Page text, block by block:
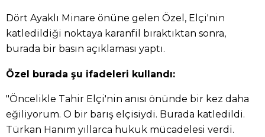
Dört Ayaklı Minare önüne gelen Özel, Elçi'nin
katledildiği noktaya karanfil bıraktıktan sonra,
burada bir basın açıklaması yaptı.
Özel burada şu ifadeleri kullandı:
"Öncelikle Tahir Elçi'nin anısı önünde bir kez daha
eğiliyorum. O bir barış elçisiydi. Burada katledildi.
Türkan Hanım yıllarca hukuk mücadelesi verdi.